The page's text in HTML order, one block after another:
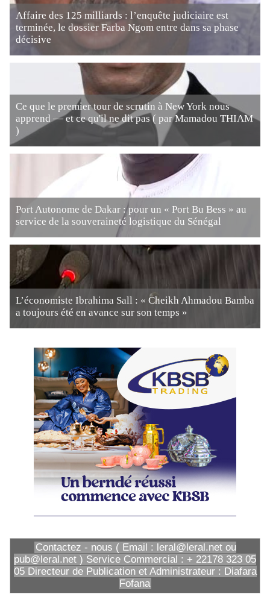
Affaire des 125 milliards : l’enquête judiciaire est
terminée, le dossier Farba Ngom entre dans sa phase
décisive
Ce que le premier tour de scrutin à New York nous
apprend — et ce qu'il ne dit pas ( par Mamadou THIAM
)
Port Autonome de Dakar : pour un « Port Bu Bess » au
service de la souveraineté logistique du Sénégal
L’économiste Ibrahima Sall : « Cheikh Ahmadou Bamba
a toujours été en avance sur son temps »
Contactez - nous ( Email : leral@leral.net ou
pub@leral.net ) Service Commercial : + 22178 323 05
05 Directeur de Publication et Administrateur : Diafara
Fofana